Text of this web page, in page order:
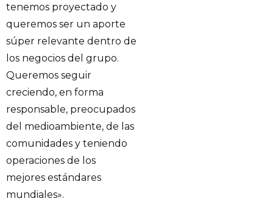
tenemos proyectado y
queremos ser un aporte
súper relevante dentro de
los negocios del grupo.
Queremos seguir
creciendo, en forma
responsable, preocupados
del medioambiente, de las
comunidades y teniendo
operaciones de los
mejores estándares
mundiales».